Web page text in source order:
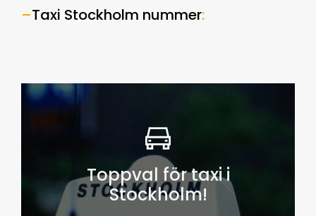
–Taxi Stockholm nummer:
Toppval för taxi i
Stockholm!